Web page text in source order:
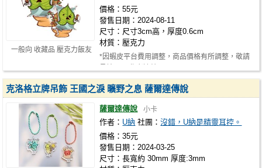
一般向 收藏品 壓克力飯友
價格：55元
發售日期：2024-08-11
尺寸：尺寸3cm高，厚度0.6cm
材質：壓克力
*因蝦皮平台費用調整，商品價格有所調整，敬請
克洛格立牌吊飾 王國之淚 曠野之息 薩爾達傳說
薩爾達傳說 小卡
作者： U納 社團：沒錯，U納是精靈耳控。
價格：35元
發售日期：2024-03-25
尺寸：長寬約 30mm 厚度:3mm